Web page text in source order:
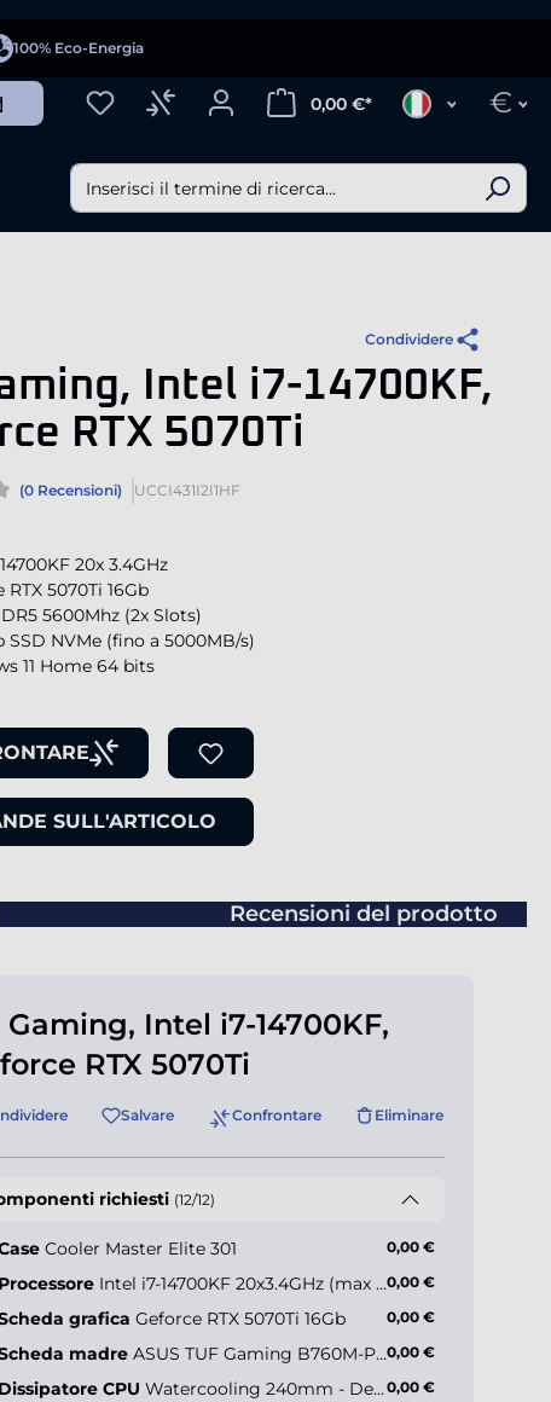
100% Eco-Energia
0,00 €* €
Condividere
Intel i7-14700KF,
RTX 5070Ti
(0 Recensioni) UCCI431I2I1HF
20x 3.4GHz
RTX 5070Ti 16Gb
5600Mhz (2x Slots)
SSD NVMe (fino a 5000MB/s)
11 Home 64 bits
SULL'ARTICOLO
Recensioni del prodotto
Master
600
Gaming, Intel i7-14700KF,
RTX 5070Ti
Salvare Confrontare Eliminare
richiesti (12/12)
Cooler Master Elite 301 0,00 €
Processore Intel i7-14700KF 20x3.4GHz (max 5.6GHz)0,00 €
grafica Geforce RTX 5070Ti 16Gb 0,00 €
madre ASUS TUF Gaming B760M-Plus WiFi II0,00 €
Dissipatore CPU Watercooling 240mm - Deepcool LE240 V2 ARGB0,00 €